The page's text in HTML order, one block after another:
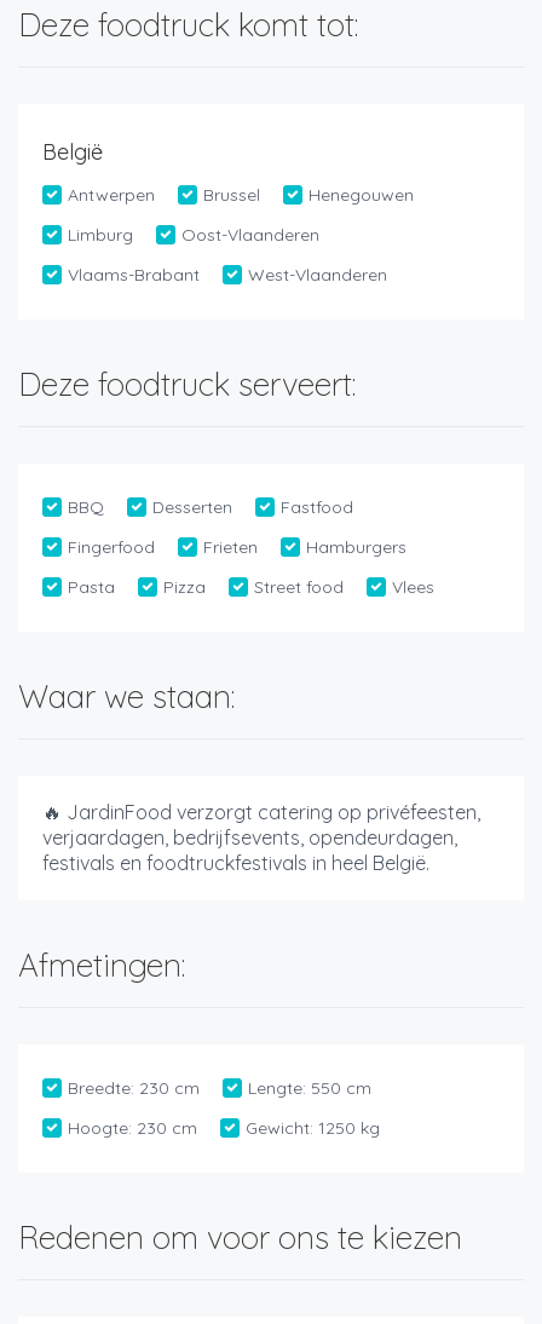
Deze foodtruck komt tot:
België
Antwerpen Brussel
Henegouwen
Limburg
Oost-Vlaanderen
Vlaams-Brabant
West-Vlaanderen
Deze foodtruck serveert:
BBQ Desserten
Fastfood
Fingerfood
Frieten
Hamburgers
Pasta
Pizza Street food Vlees
Waar we staan:
🔥 JardinFood verzorgt catering op privéfeesten,
verjaardagen, bedrijfsevents, opendeurdagen,
festivals en foodtruckfestivals in heel België.
Afmetingen:
Breedte: 230 cm Lengte: 550 cm
Hoogte: 230 cm Gewicht: 1250 kg
Redenen om voor ons te kiezen